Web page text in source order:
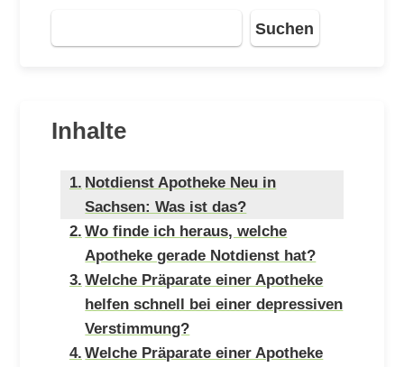
Suchen
Inhalte
Notdienst Apotheke Neu in
Sachsen: Was ist das?
Wo finde ich heraus, welche
Apotheke gerade Notdienst hat?
Welche Präparate einer Apotheke
helfen schnell bei einer depressiven
Verstimmung?
Welche Präparate einer Apotheke